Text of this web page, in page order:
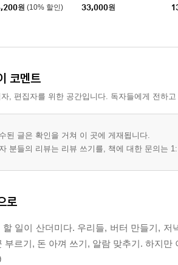
원 (10% 할인) 33,000원
코멘트
, 편집자를 위한 공간입니다. 독자들에게 전하
된 글은 확인을 거쳐 이 곳에 게재됩니다.
분들의 리뷰는 리뷰 쓰기를, 책에 대한 문의는
로
할 일이 산더미다. 우리들, 버터 만들기,
부르기, 돈 아껴 쓰기, 알람 맞추기. 하지